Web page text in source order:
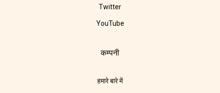
Twitter
YouTube
कम्पनी
हमारे बारे में